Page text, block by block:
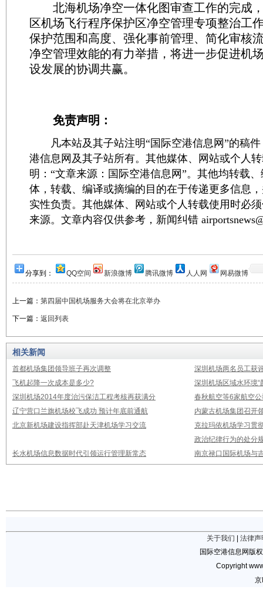
北海机场净空一体化图审查工作的完成
区机场飞行程序保护区净空管理专项整治工
保护范围和高度、强化事前管理、简化审核
净空管理效能的有力举措，将进一步促进机
设发展的协调共赢。
免责声明：
凡本站及其子站注明“国际空港信息网”的稿件
港信息网及其子站所有。其他媒体、网站或个人
明：“文章来源：国际空港信息网”。其他均转载
体，转载、编译或摘编的目的在于传递更多信息
实性负责。其他媒体、网站或个人转载使用时必
来源。文章内容仅供参考，新闻纠错
分享到： QQ空间 新浪微博 腾讯微博 人人网 网易微博
上一篇： 第四届中国机场服务大会将在北京举办
下一篇： 返回列表
相关新闻
首都机场集团领导班子再次调整
深圳机场两名员工获
飞机起降一次成本是多少?
深圳机场区域水环境“
深圳机场2014年度治污保洁工程考核再获满分
春秋航空等6家航空
辽宁营口兰旗机场校飞成功 预计年底前通航
内蒙古机场集团召开
北京新机场建设指挥部赴天津机场学习交流
克拉玛依机场学习贯
政治纪律行为的处分
长水机场信息数据时代引领运行管理新常态
南京禄口国际机场与
关于我们
法律声
国际空港信息网版
Copyright